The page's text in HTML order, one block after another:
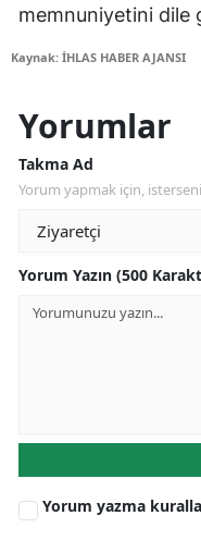
memnuniyetini dile
Kaynak: İHLAS HABER AJANSI
Yorumlar
Takma Ad
Yorum yapmak için,
Yorum Yazın (500
Yorum yazma